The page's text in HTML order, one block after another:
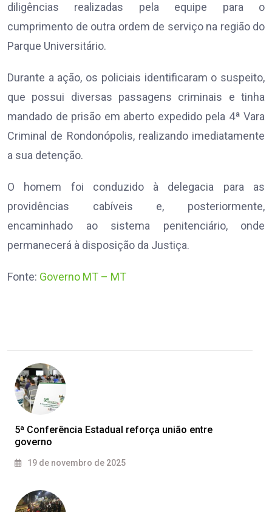
diligências realizadas pela equipe para o
cumprimento de outra ordem de serviço na região do
Parque Universitário.
Durante a ação, os policiais identificaram o suspeito,
que possui diversas passagens criminais e tinha
mandado de prisão em aberto expedido pela 4ª Vara
Criminal de Rondonópolis, realizando imediatamente
a sua detenção.
O homem foi conduzido à delegacia para as
providências cabíveis e, posteriormente,
encaminhado ao sistema penitenciário, onde
permanecerá à disposição da Justiça.
Fonte: Governo MT – MT
5ª Conferência Estadual reforça união entre
governo
19 de novembro de 2025